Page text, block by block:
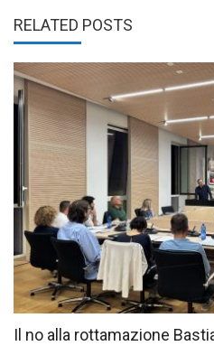
RELATED POSTS
Il no alla rottamazione